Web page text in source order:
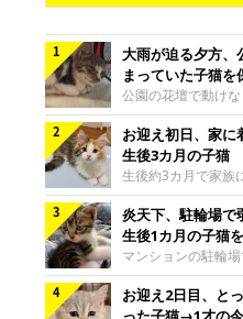
大雨が迫る夕方、
まっていた子猫
と“姉妹”のような
公園の花壇で動け
猫。家族に迎えら
の間には深い絆が
当時のティダちゃ
X（旧Twitter）ユー
ちゃん（取材時6才
ちらは、生後3カ月
飼い主さんが出会
なると予報されて
壇で動けずにいた子
お迎え初日、家に
生後3カ月の子猫
落ち着く姿に「迎
生後約3カ月で家族
ジャンフォレスト
翌日には、すでに家
ていました。お迎え
とするむうちゃん
ん。
Instagramユーザー
愛猫・むうちゃん
炎天下、駐輪場で
生後1カ月の子猫
肉質でツンデレな
マンションの駐輪
た、生後1カ月ほど
れてから1年、体も
お迎え2日目、と